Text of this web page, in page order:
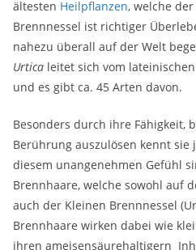
ältesten Heilpflanzen, welche
Brennnessel ist richtiger
nahezu überall auf der Welt
Urtica leitet sich vom
und es gibt ca. 45 Arten davon.
Besonders durch ihre Fähigkeit,
Berührung auszulösen kennt sie
diesem unangenehmen Gefühl
Brennhaare, welche sowohl auf
auch der Kleinen Brennnessel
Brennhaare wirken dabei wie
ihren ameisensäurehaltigern